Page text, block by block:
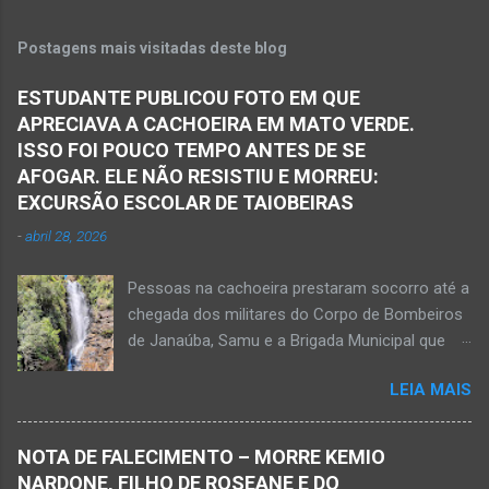
ficaram presas nas ferragens. Equipes do
Pelotão do Corpo de Bombeiros Militar de
Janaúba seguiram para o local. Uma mulher
morreu e a outra vítima ficou gravemente
ferida e foi levada pelos socorristas do Samu
para o hospital na cidade de Monte Azul. Essa
do Suporte Aéreo Avançado de Vida (SAAV)
para unidade hospi...
Postagens mais visitadas deste blog
ESTUDANTE PUBLICOU FOTO EM QUE
APRECIAVA A CACHOEIRA EM MATO VERDE.
ISSO FOI POUCO TEMPO ANTES DE SE
AFOGAR. ELE NÃO RESISTIU E MORREU:
EXCURSÃO ESCOLAR DE TAIOBEIRAS
-abril 28, 2026
Pessoas na cachoeira prestaram socorro até a
chegada dos militares do Corpo de Bombeiros
de Janaúba, Samu e a Brigada Municipal que
resistiu e foi a óbito Foto álbum pessoal Kauan
Pereira Alves publicou em sua rede social a
foto em que apreciava a Cachoeira Maria Rosa,
em Mato Verde, pouco tempo antes de se
LEIA MAIS
NOTA DE FALECIMENTO – MORRE KEMIO
NARDONE, FILHO DE ROSEANE E DO